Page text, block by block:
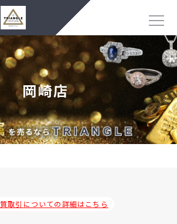
岡崎店
質取引についての詳細はこちら